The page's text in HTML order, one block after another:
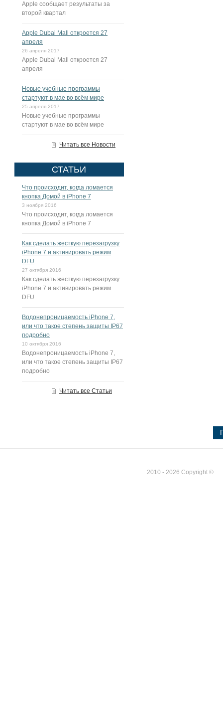
Apple сообщает результаты за
второй квартал
Apple Dubai Mall откроется 27
апреля
26 апреля 2017
Apple Dubai Mall откроется 27
апреля
Новые учебные программы
стартуют в мае во всём мире
25 апреля 2017
Новые учебные программы
стартуют в мае во всём мире
Читать все Новости
СТАТЬИ
Что происходит, когда ломается
кнопка Домой в iPhone 7
3 ноября 2016
Что происходит, когда ломается
кнопка Домой в iPhone 7
Как сделать жесткую перезагрузку
iPhone 7 и активировать режим
DFU
27 октября 2016
Как сделать жесткую перезагрузку
iPhone 7 и активировать режим
DFU
Водонепроницаемость iPhone 7,
или что такое степень защиты IP67
подробно
10 октября 2016
Водонепроницаемость iPhone 7,
или что такое степень защиты IP67
подробно
Читать все Статьи
2010 - 2026 Copyright ©